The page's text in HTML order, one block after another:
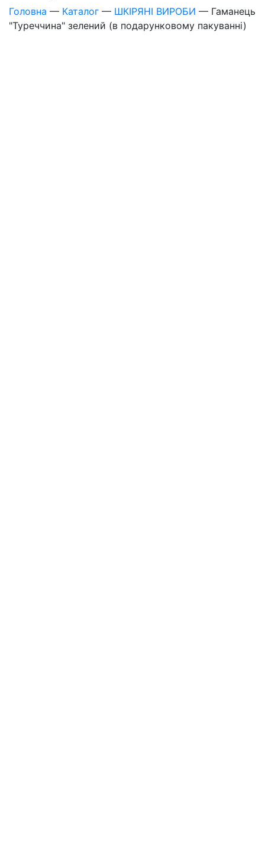
Головна — Каталог — ШКІРЯНІ ВИРОБИ — Гаманець
"Туреччина" зелений (в подарунковому пакуванні)